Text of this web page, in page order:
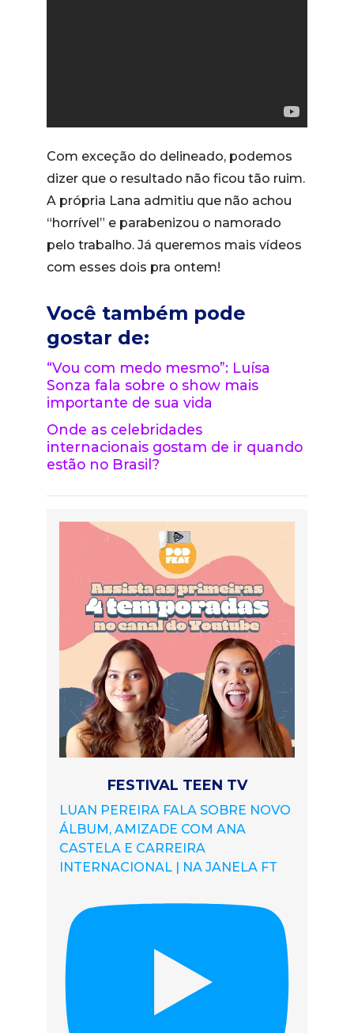
Com exceção do delineado, podemos
dizer que o resultado não ficou tão ruim.
A própria Lana admitiu que não achou
“horrível” e parabenizou o namorado
pelo trabalho. Já queremos mais vídeos
com esses dois pra ontem!
Você também pode
gostar de:
“Vou com medo mesmo”: Luísa
Sonza fala sobre o show mais
importante de sua vida
Onde as celebridades
internacionais gostam de ir quando
estão no Brasil?
FESTIVAL TEEN TV
LUAN PEREIRA FALA SOBRE NOVO
ÁLBUM, AMIZADE COM ANA
CASTELA E CARREIRA
INTERNACIONAL | NA JANELA FT